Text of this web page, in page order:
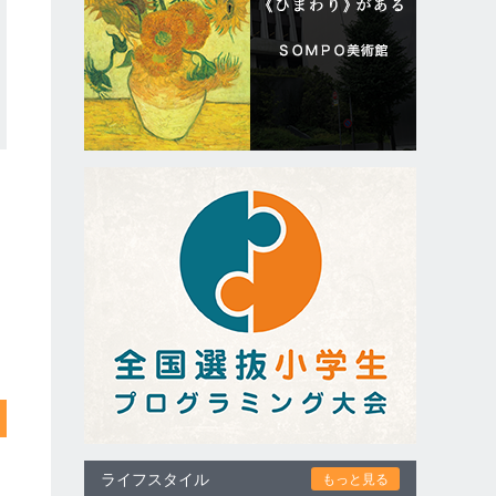
ライフスタイル もっと見る